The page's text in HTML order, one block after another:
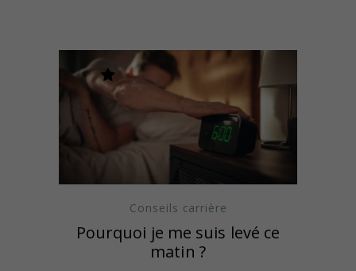
Conseils carrière
Pourquoi je me suis levé ce
matin ?